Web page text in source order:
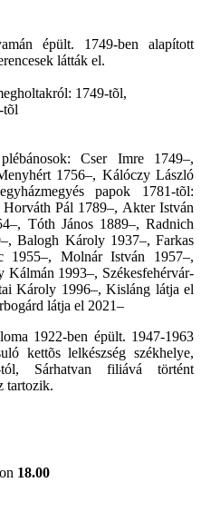
épült. 1749-ben alapított
látták el.
1749-tõl,
tõl
Cser Imre 1749–,
1756–, Kálóczy László
papok 1781-tõl:
Pál 1789–, Akter István
Tóth János 1889–, Radnich
Balogh Károly 1937–, Farkas
1955–, Molnár István 1957–,
1993–, Székesfehérvár-
Károly 1996–, Kisláng látja el
látja el 2021–
1922-ben épült. 1947-1963
kettõs lelkészség székhelye,
Sárhatvan filiává történt
tartozik.
18.00